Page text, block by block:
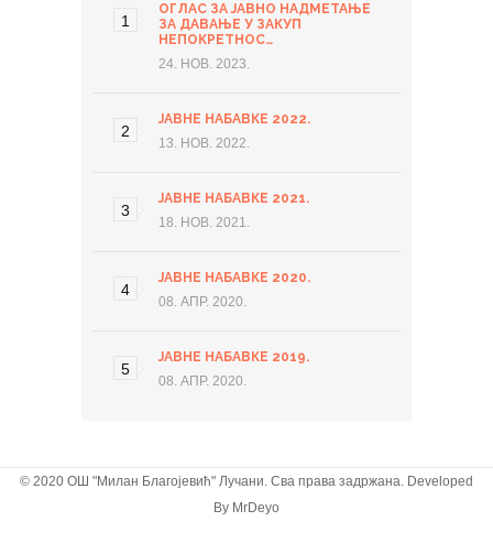
ОГЛАС ЗА ЈАВНО НАДМЕТАЊЕ
ЗА ДАВАЊЕ У ЗАКУП
НЕПОКРЕТНОС…
24. НОВ. 2023.
ЈАВНЕ НАБАВКЕ 2022.
13. НОВ. 2022.
ЈАВНЕ НАБАВКЕ 2021.
18. НОВ. 2021.
ЈАВНЕ НАБАВКЕ 2020.
08. АПР. 2020.
ЈАВНЕ НАБАВКЕ 2019.
08. АПР. 2020.
© 2020 ОШ "Милан Благојевић" Лучани. Сва права задржана. Developed
By MrDeyo